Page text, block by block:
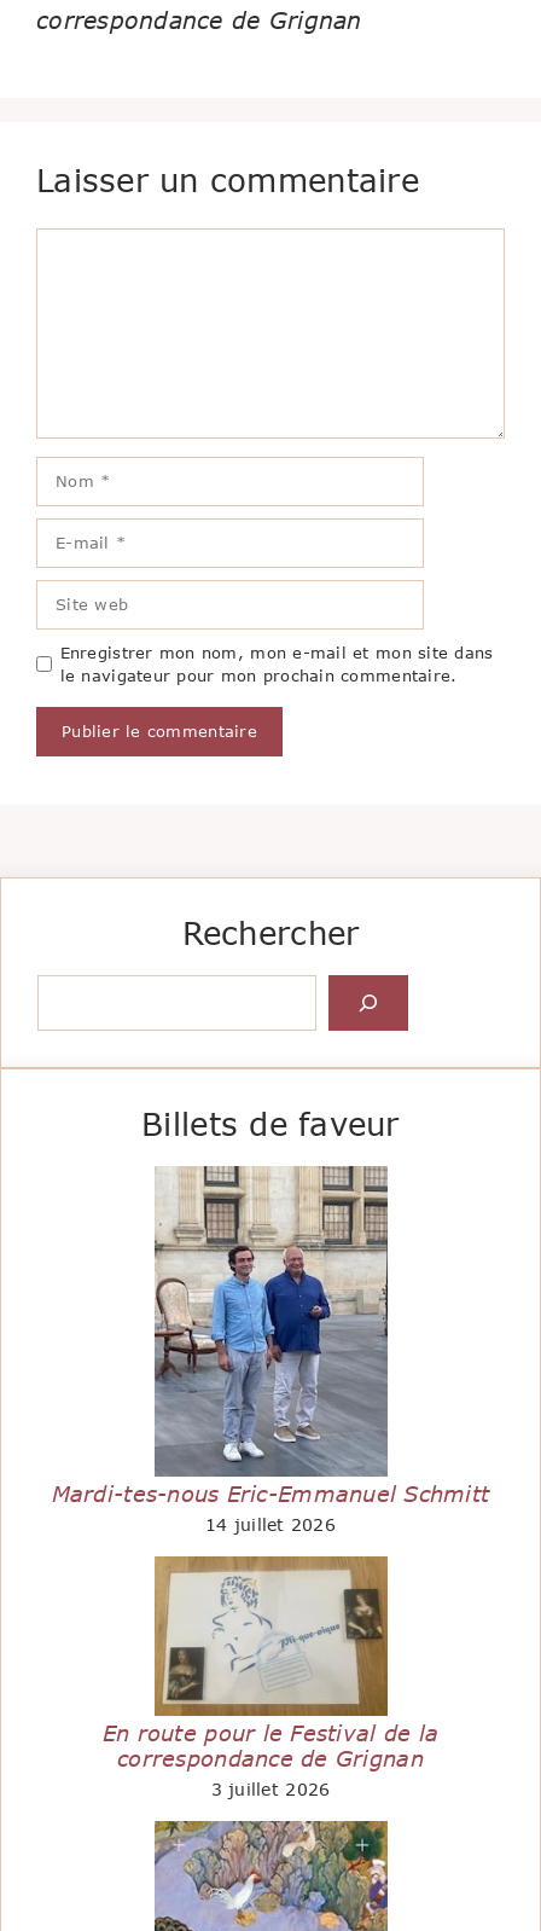
correspondance de Grignan
Laisser un commentaire
mail
web
Enregistrer mon nom, mon e-mail et mon site dans
le navigateur pour mon prochain commentaire.
Rechercher
Billets de faveur
Mardi-tes-nous Eric-Emmanuel Schmitt
14 juillet 2026
En route pour le Festival de la
correspondance de Grignan
3 juillet 2026